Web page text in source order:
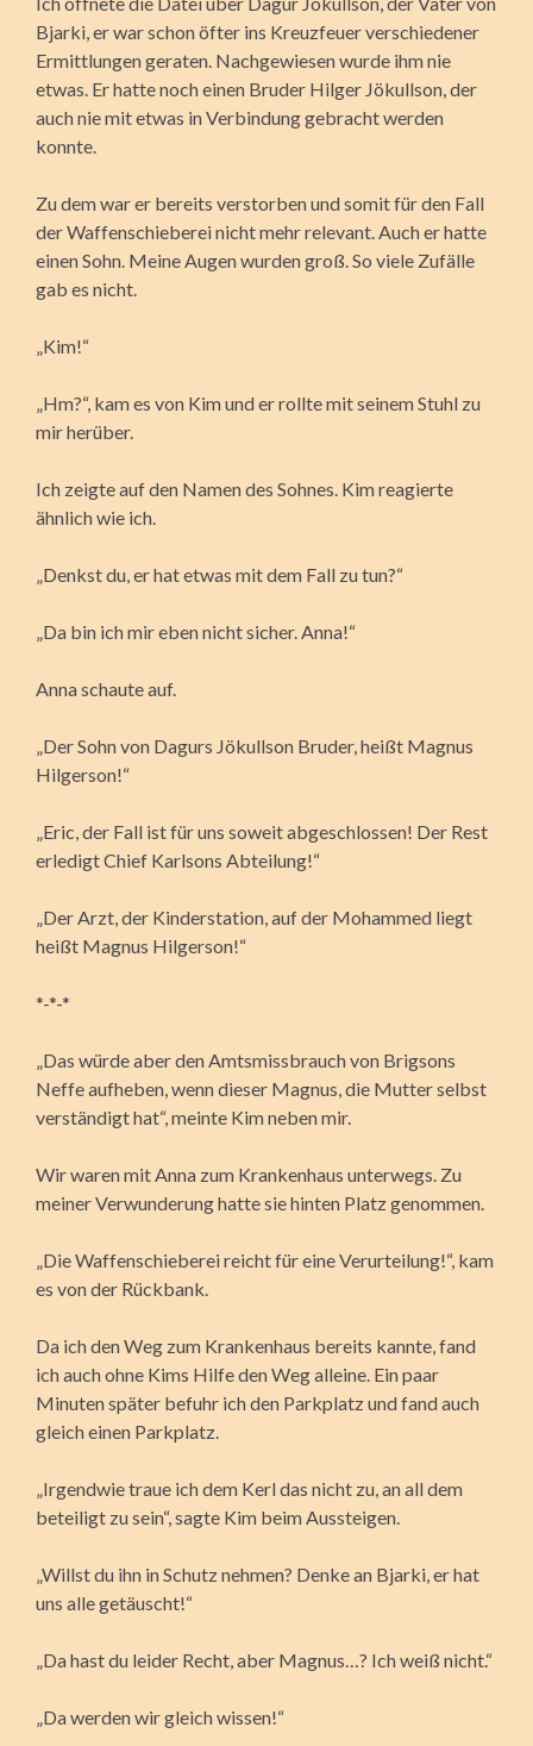
Bjarki, er war schon öfter ins Kreuzfeuer verschiedener
Ermittlungen geraten. Nachgewiesen wurde ihm nie
etwas. Er hatte noch einen Bruder Hilger Jökullson, der
auch nie mit etwas in Verbindung gebracht werden
konnte.
Zu dem war er bereits verstorben und somit für den Fall
der Waffenschieberei nicht mehr relevant. Auch er hatte
einen Sohn. Meine Augen wurden groß. So viele Zufälle
gab es nicht.
„Kim!“
„Hm?“, kam es von Kim und er rollte mit seinem Stuhl zu
mir herüber.
Ich zeigte auf den Namen des Sohnes. Kim reagierte
ähnlich wie ich.
„Denkst du, er hat etwas mit dem Fall zu tun?“
„Da bin ich mir eben nicht sicher. Anna!“
Anna schaute auf.
„Der Sohn von Dagurs Jökullson Bruder, heißt Magnus
Hilgerson!“
„Eric, der Fall ist für uns soweit abgeschlossen! Der Rest
erledigt Chief Karlsons Abteilung!“
„Der Arzt, der Kinderstation, auf der Mohammed liegt
heißt Magnus Hilgerson!“
*-*-*
„Das würde aber den Amtsmissbrauch von Brigsons
Neffe aufheben, wenn dieser Magnus, die Mutter selbst
verständigt hat“, meinte Kim neben mir.
Wir waren mit Anna zum Krankenhaus unterwegs. Zu
meiner Verwunderung hatte sie hinten Platz genommen.
„Die Waffenschieberei reicht für eine Verurteilung!“, kam
es von der Rückbank.
Da ich den Weg zum Krankenhaus bereits kannte, fand
ich auch ohne Kims Hilfe den Weg alleine. Ein paar
Minuten später befuhr ich den Parkplatz und fand auch
gleich einen Parkplatz.
„Irgendwie traue ich dem Kerl das nicht zu, an all dem
beteiligt zu sein“, sagte Kim beim Aussteigen.
„Willst du ihn in Schutz nehmen? Denke an Bjarki, er hat
uns alle getäuscht!“
„Da hast du leider Recht, aber Magnus…? Ich weiß nicht.“
„Da werden wir gleich wissen!“